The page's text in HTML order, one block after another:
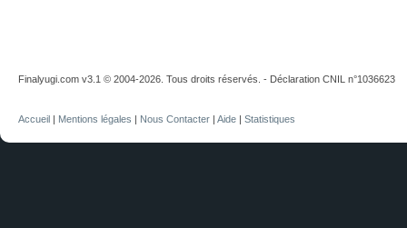
Finalyugi.com v3.1 © 2004-2026. Tous droits réservés. - Déclaration CNIL n°1036623
Accueil | Mentions légales | Nous Contacter | Aide | Statistiques